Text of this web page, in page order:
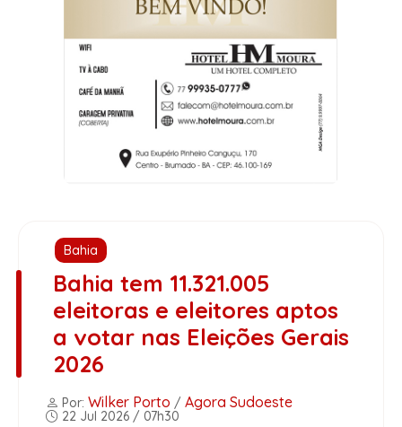
Bahia
Bahia tem 11.321.005
eleitoras e eleitores aptos
a votar nas Eleições Gerais
2026
Por: Wilker Porto / Agora Sudoeste
22 Jul 2026 / 07h30